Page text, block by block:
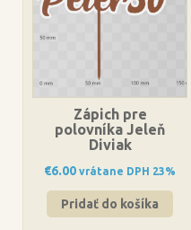
Zápich pre
polovníka Jeleň
Diviak
€6.00 vrátane DPH 23%
Pridať do košíka